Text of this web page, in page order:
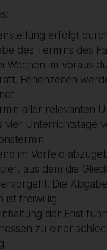
erfolgt
des Termins des
Wochen im Voraus
Ferienzeiten
aller relevanten
vier Unterrichtstage
im Vorfeld
aus dem die
Die
ist freiwillig
der Frist
zu einer